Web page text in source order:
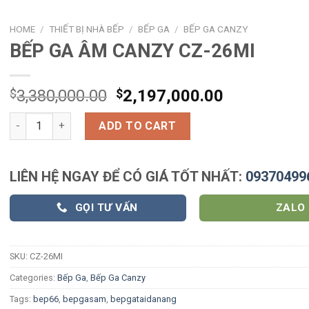
HOME / THIẾT BỊ NHÀ BẾP / BẾP GA / BẾP GA CANZY
BẾP GA ÂM CANZY CZ-26MI
$3,380,000.00 $2,197,000.00
BẾP GA ÂM CANZY CZ-26MI quantity
ADD TO CART
LIÊN HỆ NGAY ĐỂ CÓ GIÁ TỐT NHẤT:
GỌI TƯ VẤN ZALO
SKU: CZ-26MI
Categories: Bếp Ga Bếp Ga Canzy
Tags: bep66 bepgasam bepgataidanang